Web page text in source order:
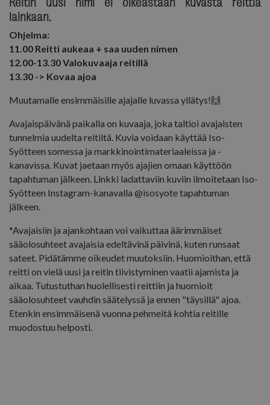
lainkaan.
Ohjelma:
11.00 Reitti aukeaa + saa uuden nimen
12.00-13.30 Valokuvaaja reitillä
13.30 -> Kovaa ajoa
Muutamalle ensimmäisille ajajalle luvassa yllätys!🙌
Avajaispäivänä paikalla on kuvaaja, joka taltioi avajaisten
tunnelmia uudelta reitiltä. Kuvia voidaan käyttää Iso-
Syötteen somessa ja markkinointimateriaaleissa ja -
kanavissa. Kuvat jaetaan myös ajajien omaan käyttöön
tapahtuman jälkeen. Linkki ladattaviin kuviin ilmoitetaan Iso-
Syötteen Instagram-kanavalla @isosyote tapahtuman
jälkeen.
*Avajaisiin ja ajankohtaan voi vaikuttaa äärimmäiset
sääolosuhteet avajaisia edeltävinä päivinä, kuten runsaat
sateet. Pidätämme oikeudet muutoksiin. Huomioithan, että
reitti on vielä uusi ja reitin tiivistyminen vaatii ajamista ja
aikaa. Tutustuthan huolellisesti reittiin ja huomioit
sääolosuhteet vauhdin säätelyssä ja ennen "täysillä" ajoa.
Etenkin ensimmäisenä vuonna pehmeitä kohtia reitille
muodostuu helposti.